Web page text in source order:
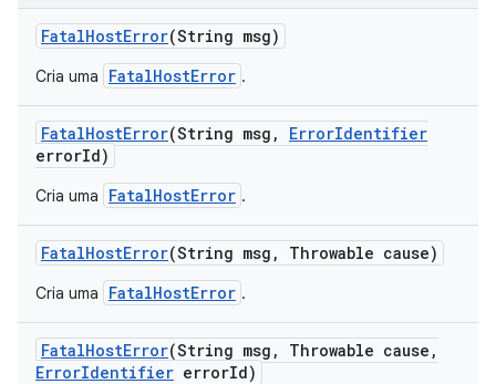
FatalHostError(String msg)
Cria uma FatalHostError .
FatalHostError(String msg , ErrorIdentifier
errorId)
Cria uma FatalHostError .
FatalHostError(String msg , Throwable cause)
Cria uma FatalHostError .
FatalHostError(String msg , Throwable cause ,
ErrorIdentifier errorId)